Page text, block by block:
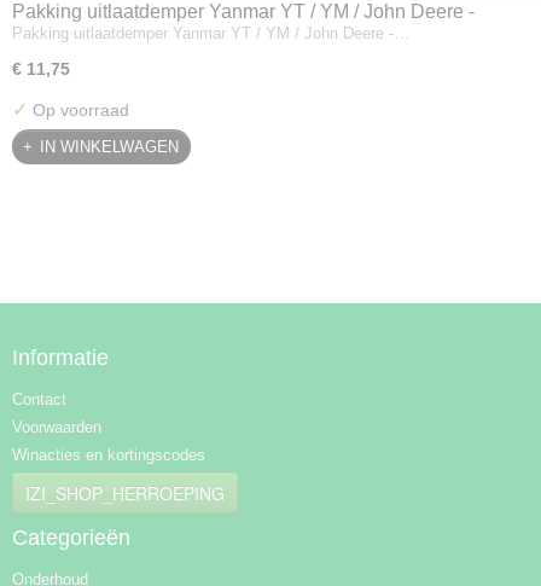
Pakking uitlaatdemper Yanmar YT / YM / John Deere -
128300-13230
Pakking uitlaatdemper Yanmar YT / YM / John Deere -…
€ 11,75
✓ Op voorraad
IN WINKELWAGEN
Informatie
Contact
Voorwaarden
Winacties en kortingscodes
IZI_SHOP_HERROEPING
Categorieën
Onderhoud